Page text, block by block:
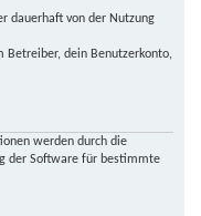
dauerhaft von der Nutzung
dein Benutzerkonto,
werden durch die
der Software für bestimmte